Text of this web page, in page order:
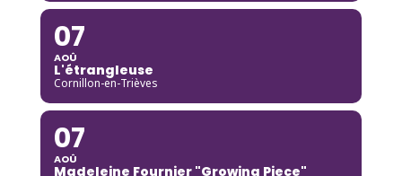
07
AOÛ
L'étrangleuse
Cornillon-en-Trièves
07
AOÛ
Madeleine Fournier "Growing Piece"